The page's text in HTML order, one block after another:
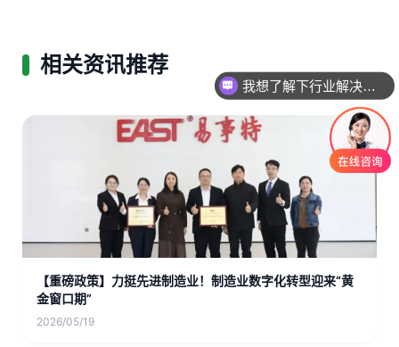
相关资讯推荐
【重磅政策】力挺先进制造业！制造业数字化转型迎来“黄
金窗口期”
2026/05/19
您公司做过哪些案例呢